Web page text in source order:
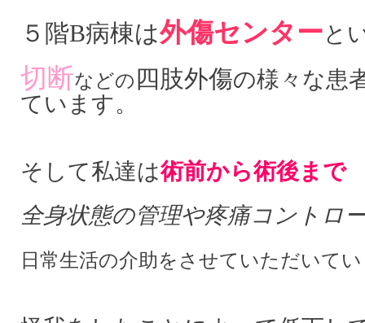
５階B病棟は外傷センターと
切断などの 四肢外傷の様々な患
ています。
そして私達は術前から術後まで
全身状態の管理や疼痛コントロ
日常生活の介助をさせていただいて